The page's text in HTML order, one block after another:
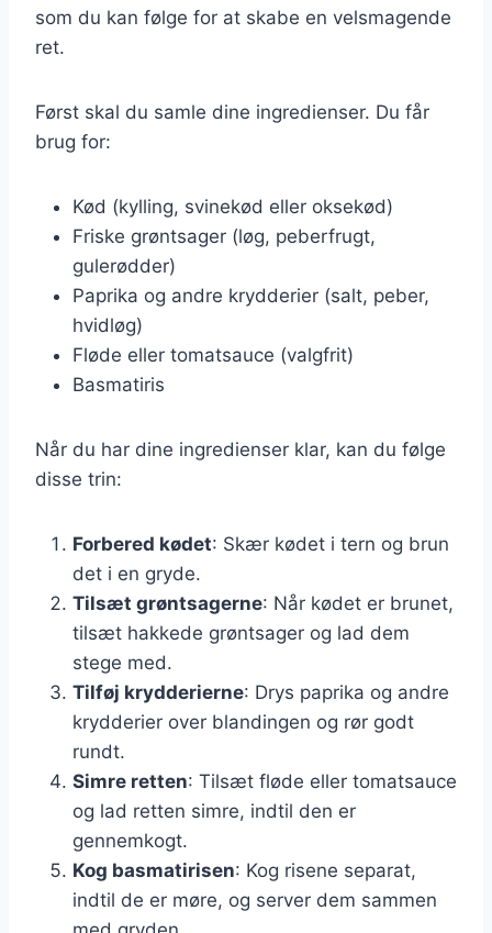
som du kan følge for at skabe en velsmagende
ret.
Først skal du samle dine ingredienser. Du får
brug for:
Kød (kylling, svinekød eller oksekød)
Friske grøntsager (løg, peberfrugt,
gulerødder)
Paprika og andre krydderier (salt, peber,
hvidløg)
Fløde eller tomatsauce (valgfrit)
Basmatiris
Når du har dine ingredienser klar, kan du følge
disse trin:
Forbered kødet: Skær kødet i tern og brun
det i en gryde.
Tilsæt grøntsagerne: Når kødet er brunet,
tilsæt hakkede grøntsager og lad dem
stege med.
Tilføj krydderierne: Drys paprika og andre
krydderier over blandingen og rør godt
rundt.
Simre retten: Tilsæt fløde eller tomatsauce
og lad retten simre, indtil den er
gennemkogt.
Kog basmatirisen: Kog risene separat,
indtil de er møre, og server dem sammen